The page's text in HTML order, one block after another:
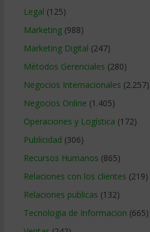
Legal (125)
Marketing(988)
Marketing Digital (247)
Métodos Gerenciales (280)
Negocios Internacionales (2.257)
Negocios Online (1.405)
Operaciones y Logística (172)
Publicidad (306)
Recursos Humanos (865)
Relaciones con los clientes (219)
Relaciones publicas (132)
Tecnologia de Informacion (665)